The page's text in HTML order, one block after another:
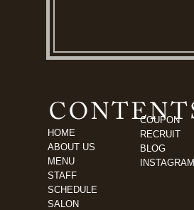
HOME
ABOUT US
MENU
STAFF
SCHEDULE
SALON
COUPON
RECRUIT
BLOG
INSTAGRAM